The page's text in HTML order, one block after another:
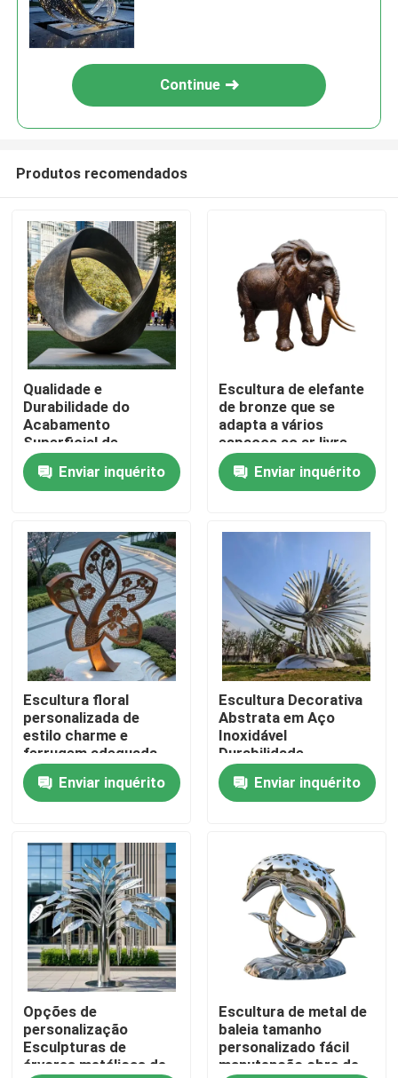
Casa
Produtos
Sobre nós
Excursão da fábrica
Controle da qualidade
Contate-nos
Notícia
Peça umas citações
Trabajo em metal decorativo
Escultura decorativa de metal
Continue
Produtos recomendados
Qualidade e
Durabilidade do
Acabamento
Superficial de
Esculturas Metálicas
Grandes em Estilo
Abstrato para Uso
Enviar inquérito
Escultura de elefante
de bronze que se
adapta a vários
espaços ao ar livre
Enviar inquérito
Escultura floral
personalizada de
estilo charme e
ferrugem adequada
para um lobby de hotel
Enviar inquérito
Escultura Decorativa
Abstrata em Aço
Inoxidável
Durabilidade
Excepcional Para
Exterior/parque/Jardim
Enviar inquérito
Opções de
personalização
Esculpturas de
árvores metálicas de
Escultura de metal de
baleia tamanho
personalizado fácil
manutenção obra de